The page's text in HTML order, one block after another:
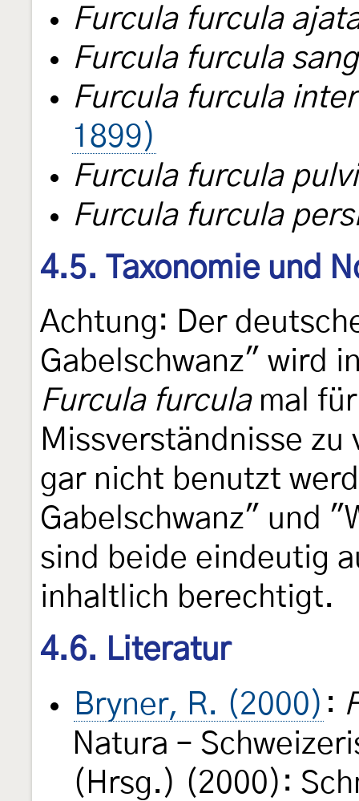
Furcula furcula
Furcula furcula
Furcula furcula
1899)
Furcula furcula
Furcula furcula
4.5. Taxonomie und
Achtung: Der
Gabelschwanz" wird
Furcula furculamal
Missverständnisse
gar nicht benutzt
Gabelschwanz" und
sind beide eindeutig
inhaltlich berechtigt.
4.6. Literatur
Bryner, R. (2000) :
Natura –
(Hrsg.) (2000):